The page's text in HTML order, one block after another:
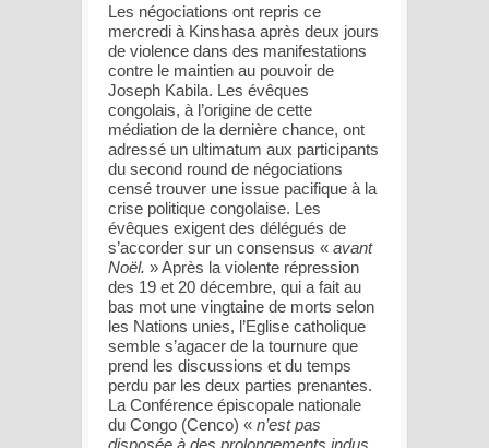
Les négociations ont repris ce
mercredi à Kinshasa après deux jours
de violence dans des manifestations
contre le maintien au pouvoir de
Joseph Kabila. Les évêques
congolais, à l’origine de cette
médiation de la dernière chance, ont
adressé un ultimatum aux participants
du second round de négociations
censé trouver une issue pacifique à la
crise politique congolaise. Les
évêques exigent des délégués de
s’accorder sur un consensus « avant
Noël. » Après la violente répression
des 19 et 20 décembre, qui a fait au
bas mot une vingtaine de morts selon
les Nations unies, l’Eglise catholique
semble s’agacer de la tournure que
prend les discussions et du temps
perdu par les deux parties prenantes.
La Conférence épiscopale nationale
du Congo (Cenco) « n’est pas
disposée à des prolongements indus